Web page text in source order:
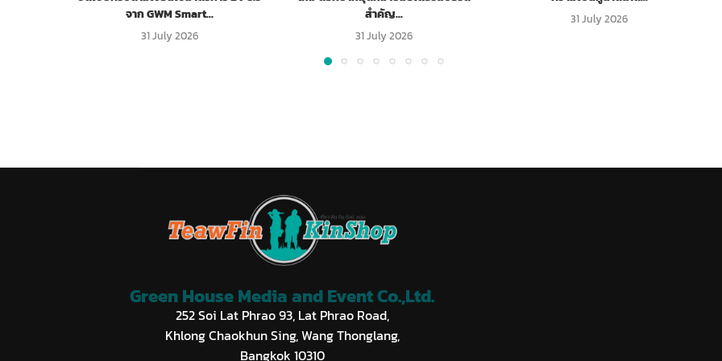
จาก GWM Smart...
31 July 2026
สำคัญ...
31 July 2026
31 July 2026
Green House Media and Event Co.,Ltd.
252 Soi Lat Phrao 93, Lat Phrao Road,
Khlong Chaokhun Sing, Wang Thonglang,
Bangkok 10310